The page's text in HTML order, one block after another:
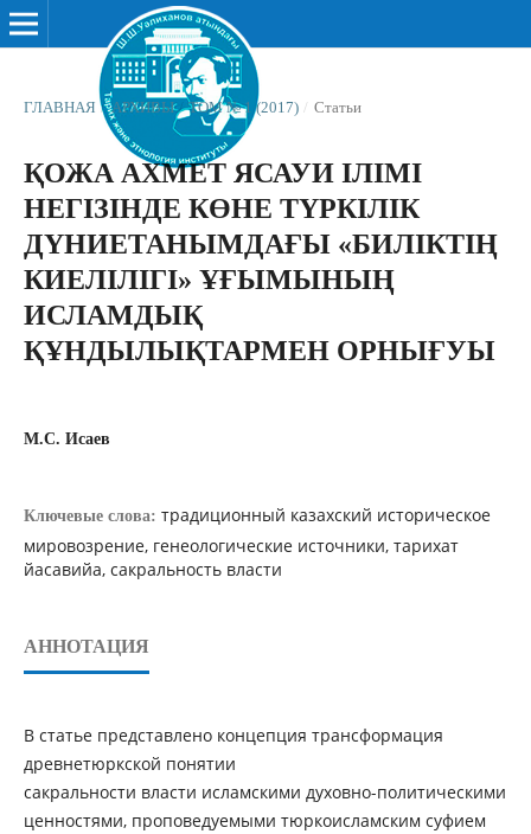
ГЛАВНАЯ / АРХИВЫ / ТОМ № 1 (2017) / Статьи
ҚОЖА АХМЕТ ЯСАУИ ІЛІМІ
НЕГІЗІНДЕ КӨНЕ ТҮРКІЛІК
ДҮНИЕТАНЫМДАҒЫ «БИЛІКТІҢ
КИЕЛІЛІГІ» ҰҒЫМЫНЫҢ
ИСЛАМДЫҚ
ҚҰНДЫЛЫҚТАРМЕН ОРНЫҒУЫ
М.С. Исаев
Ключевые слова: традиционный казахский историческое
мировозрение, генеологические источники, тарихат
йасавийа, сакральность власти
АННОТАЦИЯ
В статье представлено концепция трансформация
древнетюркской понятии
сакральности власти исламскими духовно-политическими
ценностями, проповедуемыми тюркоисламским суфием